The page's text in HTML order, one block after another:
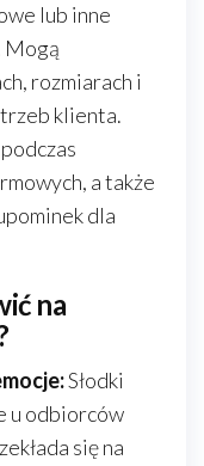
lub inne
Mogą
rozmiarach i
klienta.
a także
dla
na
Słodki
u odbiorców
się na